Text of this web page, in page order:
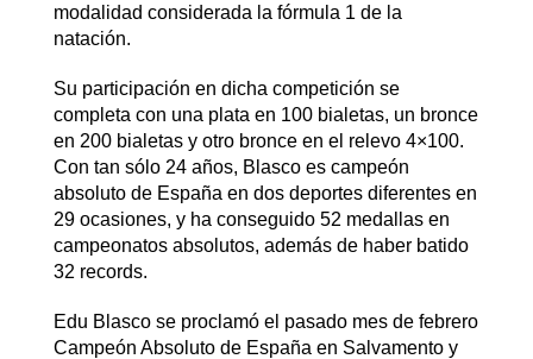
modalidad considerada la fórmula 1 de la
natación.
Su participación en dicha competición se
completa con una plata en 100 bialetas, un bronce
en 200 bialetas y otro bronce en el relevo 4×100.
Con tan sólo 24 años, Blasco es campeón
absoluto de España en dos deportes diferentes en
29 ocasiones, y ha conseguido 52 medallas en
campeonatos absolutos, además de haber batido
32 records.
Edu Blasco se proclamó el pasado mes de febrero
Campeón Absoluto de España en Salvamento y